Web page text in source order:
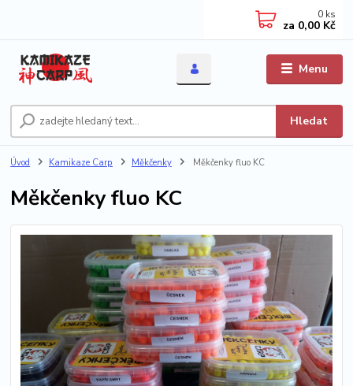
Menu
Hledat
0 ks
za 0,00 Kč
Úvod Kamikaze Carp Měkčenky Měkčenky fluo KC
Měkčenky fluo KC